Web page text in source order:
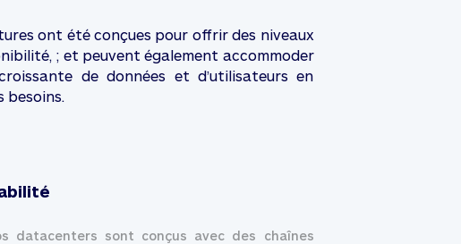
ont été conçues pour offrir des niveaux
; et peuvent également accommoder
de données et d’utilisateurs en
besoins.
datacenters sont conçus avec des chaînes